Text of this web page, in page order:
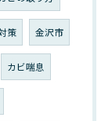
策 金沢市
カビ喘息